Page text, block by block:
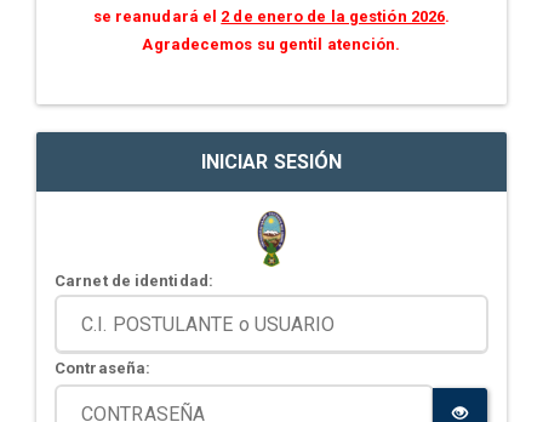
se reanudará el 2 de enero de la gestión 2026.
Agradecemos su gentil atención.
INICIAR SESIÓN
Carnet de identidad:
Contraseña: